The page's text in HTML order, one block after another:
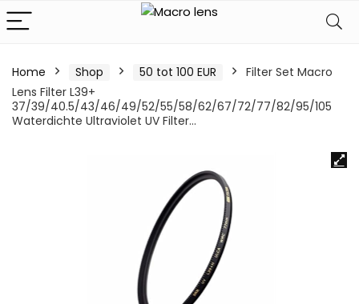
Home Shop 50 tot 100 EUR
Filter Set Macro
Lens Filter L39+
37/39/40.5/43/46/49/52/55/58/62/67/72/77/82/95/105
Waterdichte Ultraviolet UV Filter…